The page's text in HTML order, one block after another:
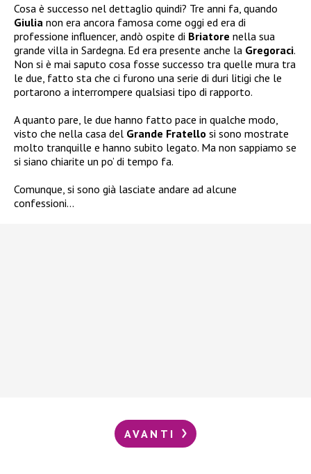
Cosa è successo nel dettaglio quindi? Tre anni fa, quando
Giulia non era ancora famosa come oggi ed era di
professione influencer, andò ospite di Briatore nella sua
grande villa in Sardegna. Ed era presente anche la Gregoraci.
Non si è mai saputo cosa fosse successo tra quelle mura tra
le due, fatto sta che ci furono una serie di duri litigi che le
portarono a interrompere qualsiasi tipo di rapporto.
A quanto pare, le due hanno fatto pace in qualche modo,
visto che nella casa del Grande Fratello si sono mostrate
molto tranquille e hanno subito legato. Ma non sappiamo se
si siano chiarite un po’ di tempo fa.
Comunque, si sono già lasciate andare ad alcune
confessioni…
AVANTI